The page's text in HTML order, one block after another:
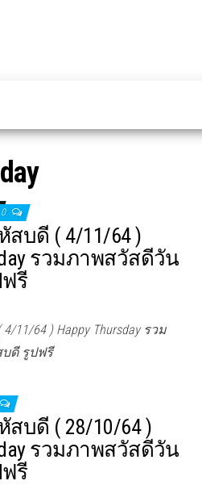
0
บดี ( 4/11/64 )
รวมภาพสวัสดีวัน
รี
64 ) Happy Thursday รวม
ดี รูปฟรี
บดี ( 28/10/64 )
รวมภาพสวัสดีวัน
รี